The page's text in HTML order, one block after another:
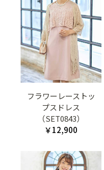
フラワーレーストッ
プスドレス
（SET0843）
￥12,900